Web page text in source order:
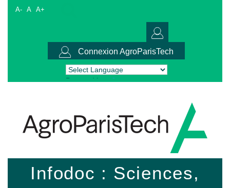
A- A A+
Connexion AgroParisTech
Powered by Translate
Infodoc : Sciences,